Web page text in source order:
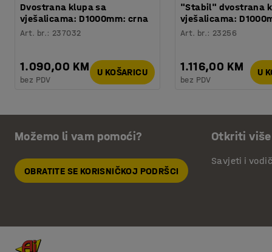
Dvostrana klupa sa
vješalicama: D1000mm: crna
Art. br.: 237032
1.090,00 KM
bez PDV
U KOŠARICU
"Stabil" dvostrana
vješalicama:
Art. br.: 23256
1.116,00 KM
bez PDV
U
Možemo li vam pomoći?
OBRATITE SE KORISNIČKOJ PODRŠCI
Otkriti više
Savjeti i